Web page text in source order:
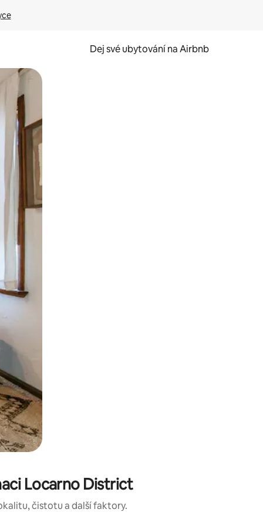
Dej své ubytování na Airbnb
Locarno District
čistotu a další faktory.